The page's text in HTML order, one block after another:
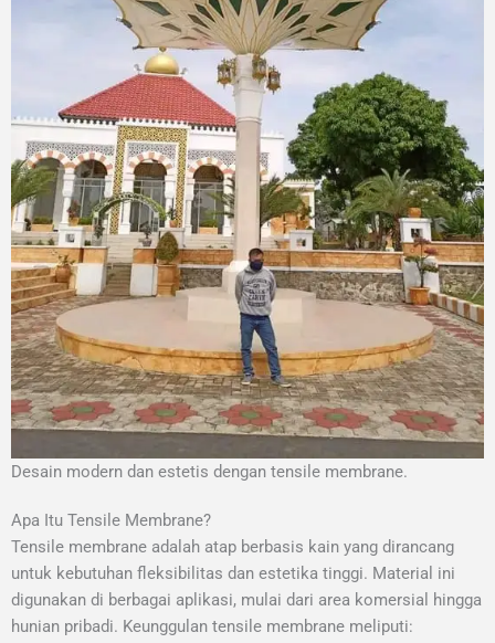
Desain modern dan estetis dengan tensile membrane.
Apa Itu Tensile Membrane?
Tensile membrane adalah atap berbasis kain yang dirancang
untuk kebutuhan fleksibilitas dan estetika tinggi. Material ini
digunakan di berbagai aplikasi, mulai dari area komersial hingga
hunian pribadi. Keunggulan tensile membrane meliputi: